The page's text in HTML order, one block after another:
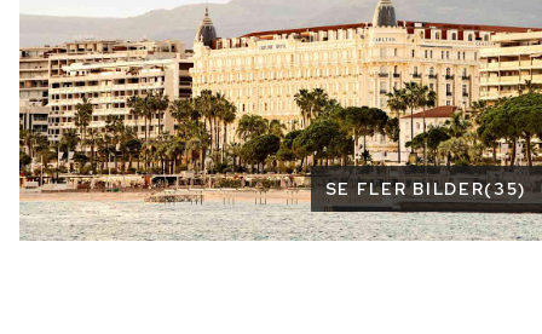
Se fler bilder
SE FLER BILDER(35)